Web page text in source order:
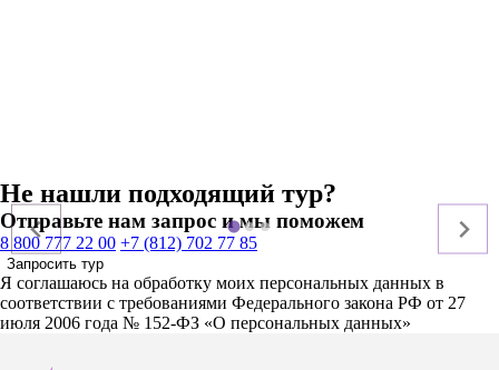
Не нашли подходящий тур?
Отправьте нам запрос и мы поможем
8 800 777 22 00 +7 (812) 702 77 85
Запросить тур
Я соглашаюсь на обработку моих персональных данных в
соответствии с требованиями Федерального закона РФ от 27
июля 2006 года № 152-ФЗ «О персональных данных»